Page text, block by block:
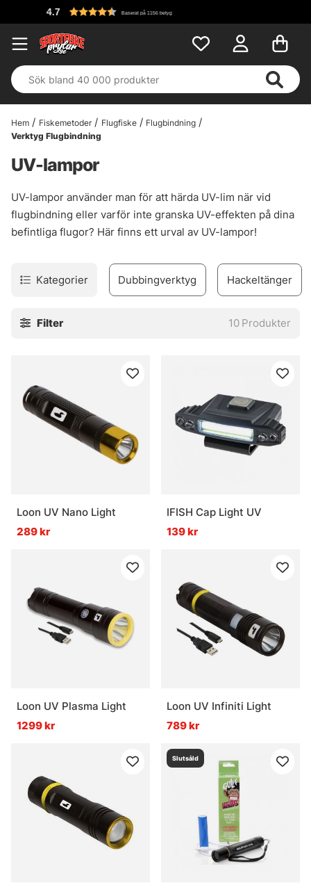
Baserat på 1156 betyg
Hem Fiskemetoder Flugfiske
Flugbindning
Verktyg Flugbindning
UV-lampor
UV-lampor använder man för att härda UV-lim när vid
flugbindning eller varför inte granska UV-effekten på dina
befintliga flugor? Här finns ett urval av UV-lampor!
Kategorier Dubbingverktyg Hackeltänger
Filter 10 Produkter
Loon UV Nano Light
289 kr
IFISH Cap Light UV
139 kr
Loon UV Plasma Light
1299 kr
Loon UV Infiniti Light
789 kr
Slutsåld